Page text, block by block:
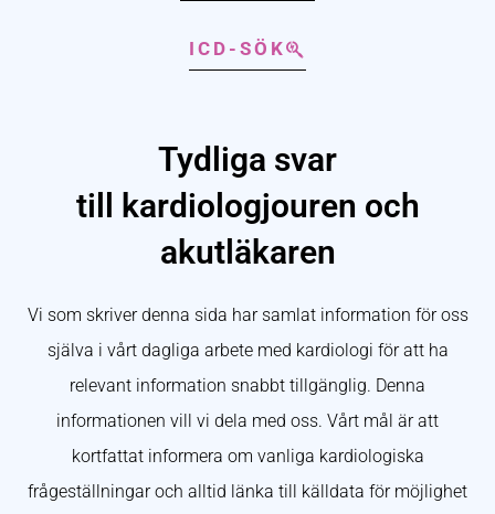
ICD-SÖK
Tydliga svar
till kardiologjouren och
akutläkaren
Vi som skriver denna sida har samlat information för oss
själva i vårt dagliga arbete med kardiologi för att ha
relevant information snabbt tillgänglig. Denna
informationen vill vi dela med oss. Vårt mål är att
kortfattat informera om vanliga kardiologiska
frågeställningar och alltid länka till källdata för möjlighet